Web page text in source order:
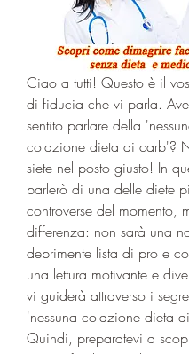
Ciao a tutti! Questo è il
di fiducia che vi parla.
sentito parlare della
colazione dieta di carb'?
siete nel posto giusto! In
parlerò di una delle diete
controverse del momento,
differenza: non sarà una
deprimente lista di pro e
una lettura motivante e
vi guiderà attraverso i
'nessuna colazione dieta
Quindi, preparatevi a